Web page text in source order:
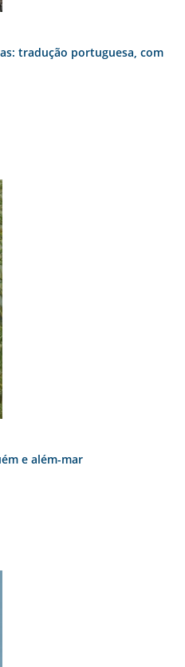
tradução portuguesa, com
e além-mar